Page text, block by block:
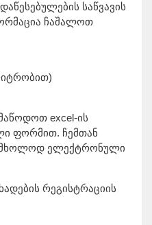
საწვავის
ჩაშალოთ
excel-ის
ფორმით. ჩემთან
მხოლოდ ელექტრონული
რეგისტრაციის